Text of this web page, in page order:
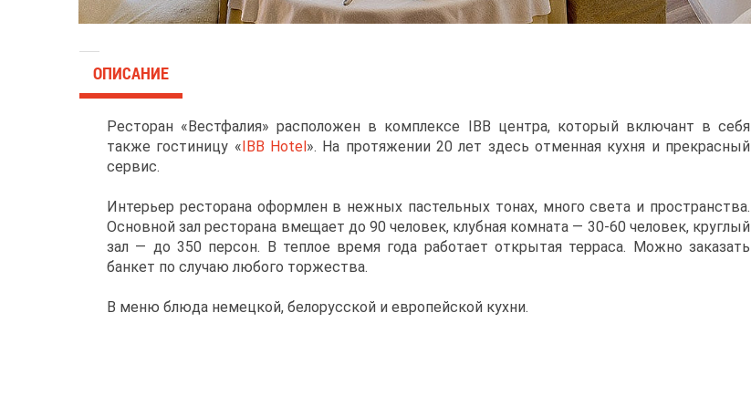
ОПИСАНИЕ
Ресторан «Вестфалия» расположен в комплексе IBB центра, который включант в себя
также гостиницу «IBB Hotel». На протяжении 20 лет здесь отменная кухня и прекрасный
сервис.
Интерьер ресторана оформлен в нежных пастельных тонах, много света и пространства.
Основной зал ресторана вмещает до 90 человек, клубная комната — 30-60 человек, круглый
зал — до 350 персон. В теплое время года работает открытая терраса. Можно заказать
банкет по случаю любого торжества.
В меню блюда немецкой, белорусской и европейской кухни.